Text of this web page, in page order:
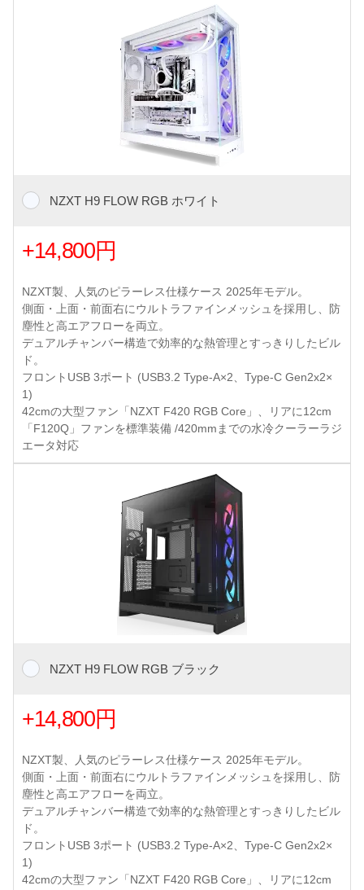
NZXT H9 FLOW RGB ホワイト
+14,800円
NZXT製、人気のピラーレス仕様ケース 2025年モデル。
側面・上面・前面右にウルトラファインメッシュを採用し、防
塵性と高エアフローを両立。
デュアルチャンバー構造で効率的な熱管理とすっきりしたビル
ド。
フロントUSB 3ポート (USB3.2 Type-A×2、Type-C Gen2x2×
1)
42cmの大型ファン「NZXT F420 RGB Core」、リアに12cm
「F120Q」ファンを標準装備 /420mmまでの水冷クーラーラジ
エータ対応
NZXT H9 FLOW RGB ブラック
+14,800円
NZXT製、人気のピラーレス仕様ケース 2025年モデル。
側面・上面・前面右にウルトラファインメッシュを採用し、防
塵性と高エアフローを両立。
デュアルチャンバー構造で効率的な熱管理とすっきりしたビル
ド。
フロントUSB 3ポート (USB3.2 Type-A×2、Type-C Gen2x2×
1)
42cmの大型ファン「NZXT F420 RGB Core」、リアに12cm